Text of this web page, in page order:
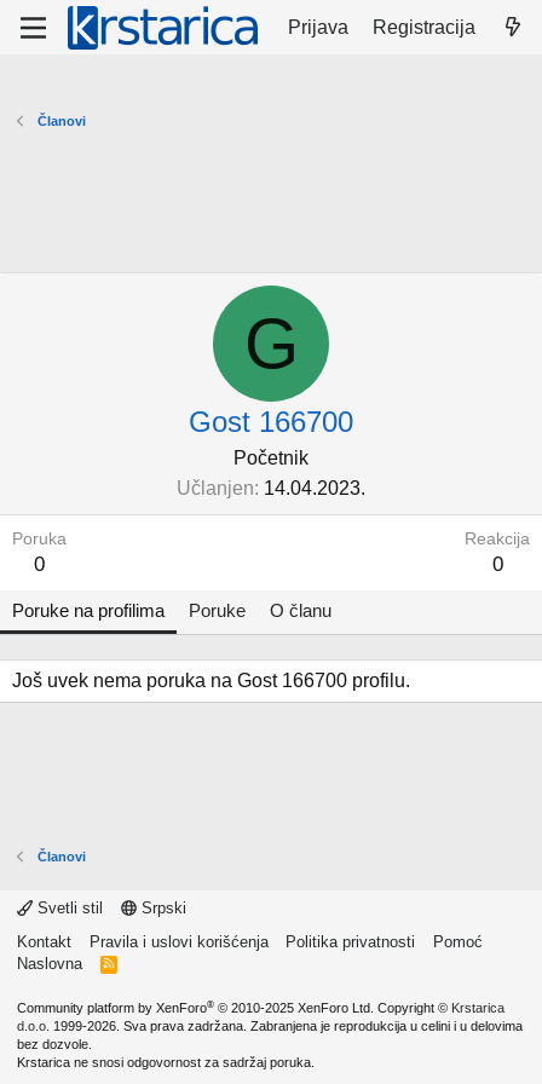
Prijava Registracija
Članovi
G
Gost 166700
Početnik
Učlanjen 14.04.2023.
Poruka
0
Reakcija
0
Poruke na profilima Poruke O članu
Još uvek nema poruka na Gost 166700 profilu.
Članovi
Svetli stil
Srpski
Kontakt
Pravila i uslovi korišćenja Politika privatnosti
Pomoć
Naslovna
R
Community platform by XenForo® © 2010-2025 XenForo Ltd. Copyright © Krstarica
d.o.o. 1999-2026. Sva prava zadržana. Zabranjena je reprodukcija u celini i u delovima
bez dozvole.
Krstarica ne snosi odgovornost za sadržaj poruka.